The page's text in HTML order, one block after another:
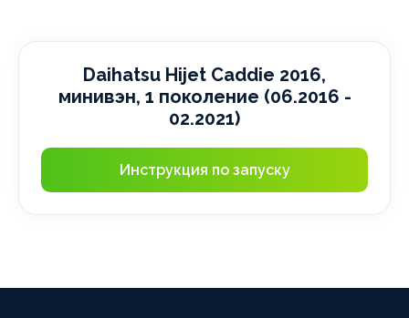
Daihatsu Hijet Caddie 2016,
минивэн, 1 поколение (06.2016 -
02.2021)
Инструкция по запуску